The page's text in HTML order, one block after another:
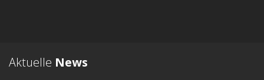
Aktuelle News